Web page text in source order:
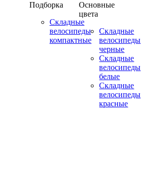
Подборка
Складные
велосипеды
компактные
Основные
цвета
Складные
велосипеды
черные
Складные
велосипеды
белые
Складные
велосипеды
красные